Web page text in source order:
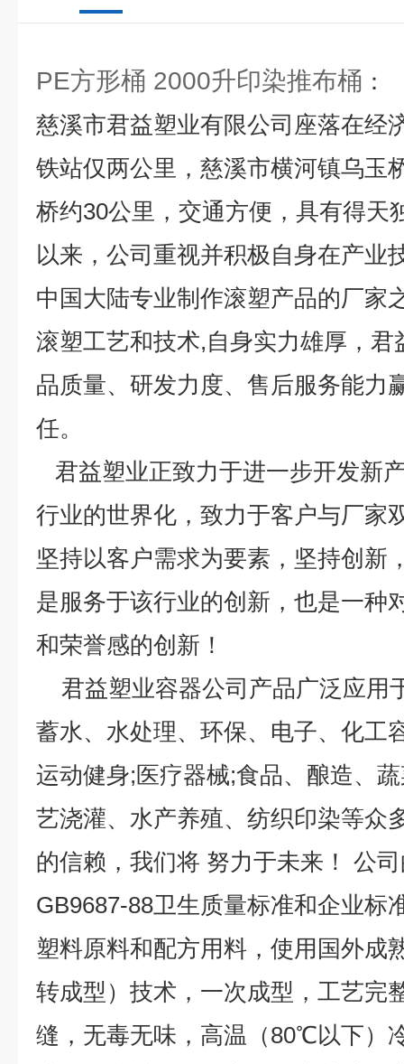
PE方形桶 2000升印染推布桶
慈溪市君益塑业有限公司座落在经
铁站仅两公里，慈溪市横河镇乌玉
桥约30公里，交通方便，具有得天
以来，公司重视并积极自身在产业
中国大陆专业制作滚塑产品的厂家
滚塑工艺和技术,自身实力雄厚，
品质量、研发力度、售后服务能力
任。
君益塑业正致力于进一步开发新
行业的世界化，致力于客户与厂家
坚持以客户需求为要素，坚持创新
是服务于该行业的创新，也是一种
和荣誉感的创新！
君益塑业容器公司产品广泛应用
蓄水、水处理、环保、电子、化工
运动健身;医疗器械;食品、酿造、
艺浇灌、水产养殖、纺织印染等众
的信赖，我们将 努力于未来！ 公
GB9687-88卫生质量标准和企业标
塑料原料和配方用料，使用国外成
转成型）技术，一次成型，工艺完
缝，无毒无味，高温（80℃以下）